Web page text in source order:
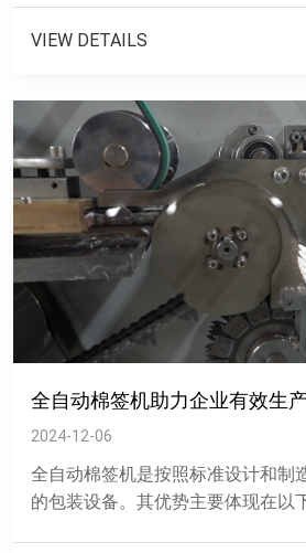
VIEW DETAILS
全自动棉签机助力企业有效生
2024-12-06
全自动棉签机是按照标准设计和制
的包装设备。其优势主要体现在